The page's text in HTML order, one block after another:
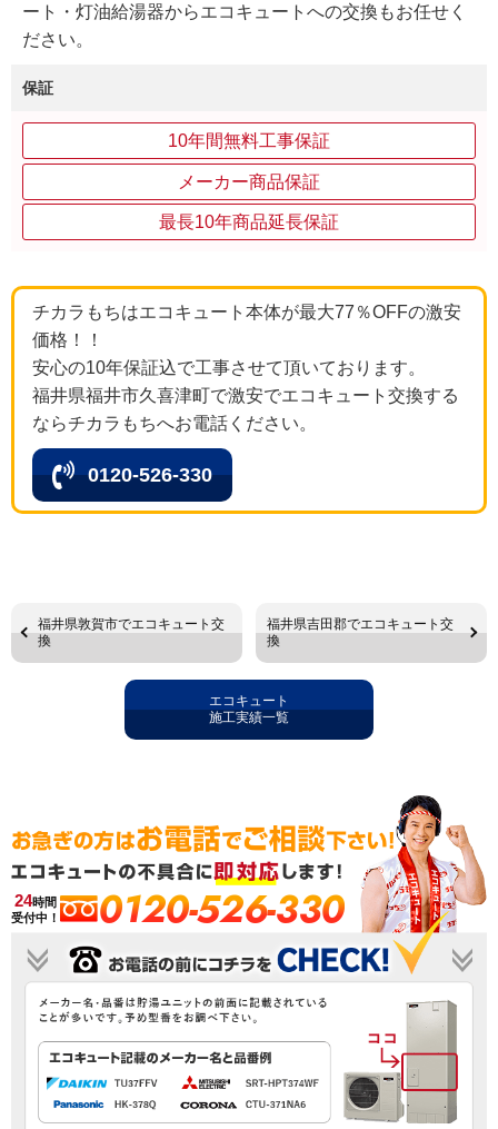
ート・灯油給湯器からエコキュートへの交換もお任せく
ださい。
保証
10年間無料工事保証
メーカー商品保証
最長10年商品延長保証
チカラもちはエコキュート本体が最大77％OFFの激安
価格！！
安心の10年保証込で工事させて頂いております。
福井県福井市久喜津町で激安でエコキュート交換する
ならチカラもちへお電話ください。
0120-526-330
福井県敦賀市でエコキュート交
換
福井県吉田郡でエコキュート交
換
エコキュート
施工実績一覧
24時間
受付中！
0120-526-330